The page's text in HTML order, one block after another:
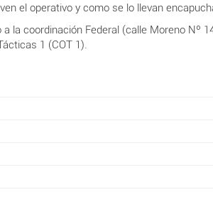
el operativo y como se lo llevan
la coordinación Federal (calle Moreno Nº
1 (COT 1).